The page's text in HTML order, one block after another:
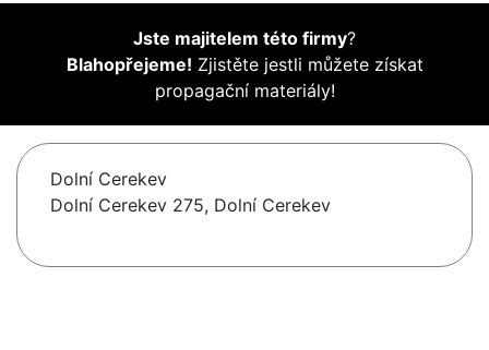
Jste majitelem této firmy?
Blahopřejeme! Zjistěte jestli můžete získat
propagační materiály!
Dolní Cerekev
Dolní Cerekev 275, Dolní Cerekev